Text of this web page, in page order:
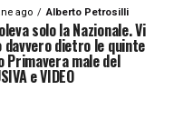
ago Alberto Petrosilli
solo la Nazionale. Vi
davvero dietro le quinte
Primavera male del
e VIDEO